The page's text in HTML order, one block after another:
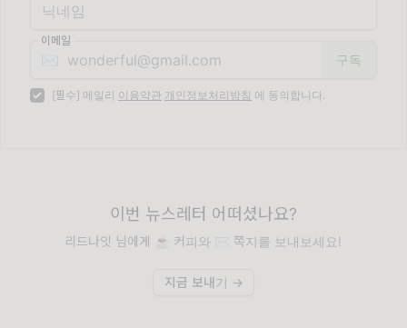
이메일
✉️
[필수] 메일리 이용약관 개인정보처리방침 에 동의합니다.
이번 뉴스레터 어떠셨나요?
리드나잇 님에게 ☕️ 커피와 ✉️ 쪽지를 보내보세요!
지금 보내기 →